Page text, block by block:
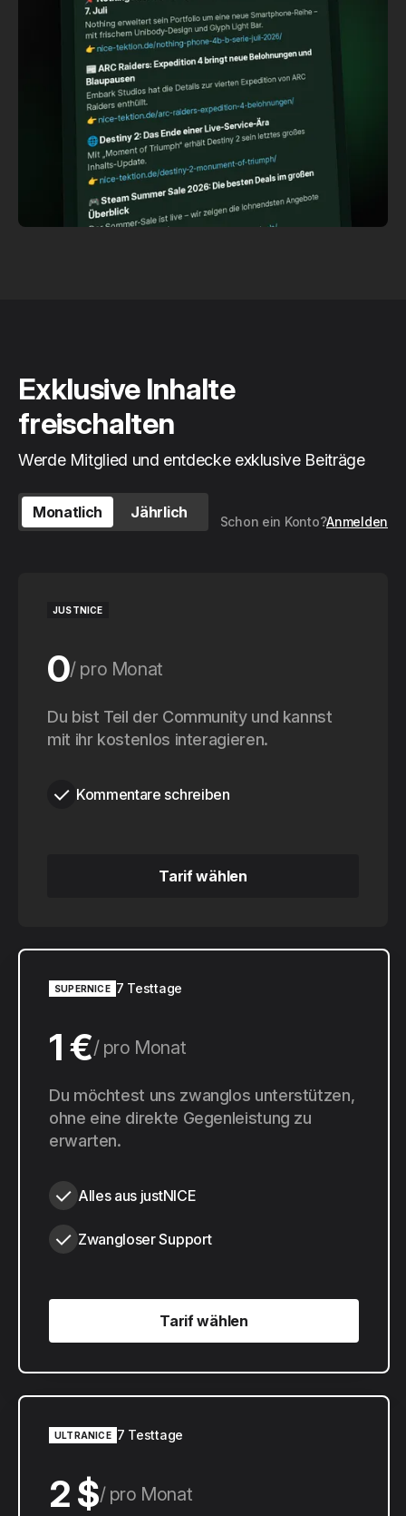
Exklusive Inhalte
freischalten
Werde Mitglied und entdecke exklusive Beiträge
Monatlich Jährlich
Schon ein Konto?Anmelden
JUSTNICE
0 pro Monat
0 pro Jahr
Du bist Teil der Community und kannst
mit ihr kostenlos interagieren.
Kommentare schreiben
Tarif wählen
SUPERNICE 7 Testtage
1 € pro Monat
10 € pro Jahr
Du möchtest uns zwanglos unterstützen,
ohne eine direkte Gegenleistung zu
erwarten.
Alles aus justNICE
Zwangloser Support
Tarif wählen
Tarif wählen
ULTRANICE 7 Testtage
2 $ pro Monat